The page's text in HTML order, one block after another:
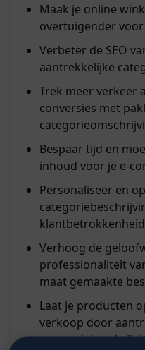
Maak je online
overtuigender
Verbeter de SEO
aantrekkelijke
Trek meer verkeer
conversies met
Bespaar tijd en
inhoud voor je e-
Personaliseer en
klantbetrokkenheid
Verhoog de
professionaliteit
maat gemaakte
Laat je producten
verkoop door